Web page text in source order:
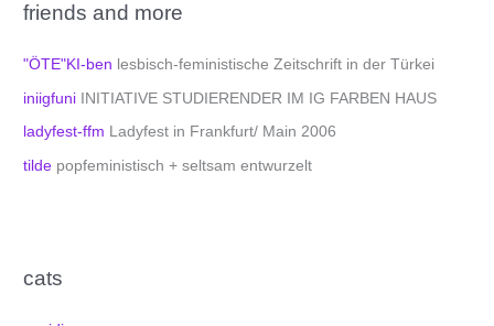
friends and more
"ÖTE"KI-ben lesbisch-feministische Zeitschrift in der Türkei
iniigfuni INITIATIVE STUDIERENDER IM IG FARBEN HAUS
ladyfest-ffm Ladyfest in Frankfurt/ Main 2006
tilde popfeministisch + seltsam entwurzelt
cats